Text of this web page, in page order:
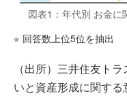
図表1：年代別 お金に
※ 回答数上位5位を抽出
（出所）三井住友ト
いと資産形成に関す